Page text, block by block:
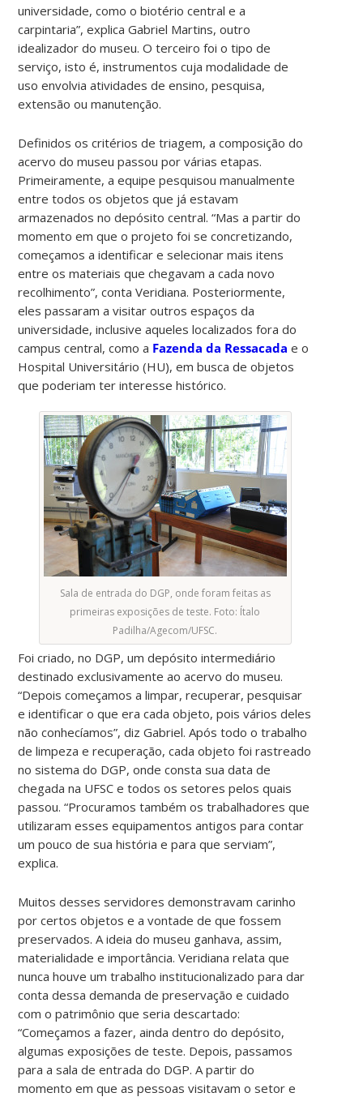
universidade, como o biotério central e a
carpintaria”, explica Gabriel Martins, outro
idealizador do museu. O terceiro foi o tipo de
serviço, isto é, instrumentos cuja modalidade de
uso envolvia atividades de ensino, pesquisa,
extensão ou manutenção.
Definidos os critérios de triagem, a composição do
acervo do museu passou por várias etapas.
Primeiramente, a equipe pesquisou manualmente
entre todos os objetos que já estavam
armazenados no depósito central. “Mas a partir do
momento em que o projeto foi se concretizando,
começamos a identificar e selecionar mais itens
entre os materiais que chegavam a cada novo
recolhimento”, conta Veridiana. Posteriormente,
eles passaram a visitar outros espaços da
universidade, inclusive aqueles localizados fora do
campus central, como a Fazenda da Ressacada e o
Hospital Universitário (HU), em busca de objetos
que poderiam ter interesse histórico.
Sala de entrada do DGP, onde foram feitas as
primeiras exposições de teste. Foto: Ítalo
Padilha/Agecom/UFSC.
Foi criado, no DGP, um depósito intermediário
destinado exclusivamente ao acervo do museu.
“Depois começamos a limpar, recuperar, pesquisar
e identificar o que era cada objeto, pois vários deles
não conhecíamos”, diz Gabriel. Após todo o trabalho
de limpeza e recuperação, cada objeto foi rastreado
no sistema do DGP, onde consta sua data de
chegada na UFSC e todos os setores pelos quais
passou. “Procuramos também os trabalhadores que
utilizaram esses equipamentos antigos para contar
um pouco de sua história e para que serviam”,
explica.
Muitos desses servidores demonstravam carinho
por certos objetos e a vontade de que fossem
preservados. A ideia do museu ganhava, assim,
materialidade e importância. Veridiana relata que
nunca houve um trabalho institucionalizado para dar
conta dessa demanda de preservação e cuidado
com o patrimônio que seria descartado:
“Começamos a fazer, ainda dentro do depósito,
algumas exposições de teste. Depois, passamos
para a sala de entrada do DGP. A partir do
momento em que as pessoas visitavam o setor e